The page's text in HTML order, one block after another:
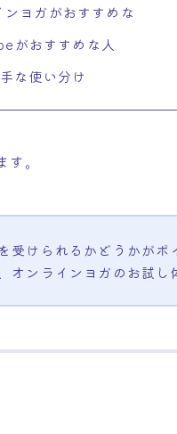
ンヨガがおすすめな
がおすすめな人
な使い分け
。
受けられるかどうかがポ
オンラインヨガのお試し